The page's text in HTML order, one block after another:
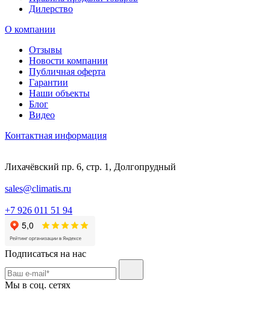
Дилерство
О компании
Отзывы
Новости компании
Публичная оферта
Гарантии
Наши объекты
Блог
Видео
Контактная информация
Лихачёвский пр. 6, стр. 1, Долгопрудный
sales@climatis.ru
+7 926 011 51 94
Подписаться на нас
Мы в соц. сетях